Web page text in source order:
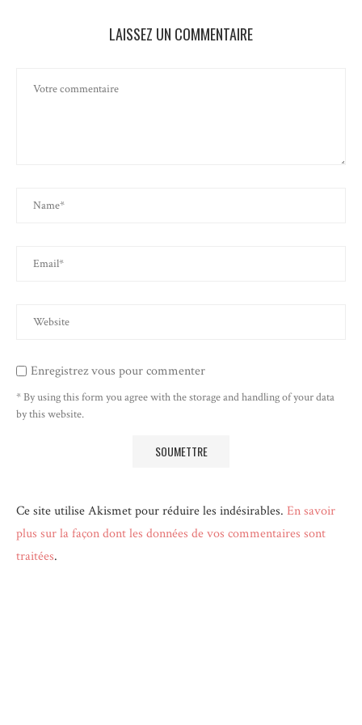
LAISSEZ UN COMMENTAIRE
Enregistrez vous pour commenter
* By using this form you agree with the storage and handling of your data
by this website.
Ce site utilise Akismet pour réduire les indésirables. En savoir
plus sur la façon dont les données de vos commentaires sont
traitées.